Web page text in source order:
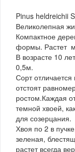
Pinus heldreichii
Великолепная
Компактное
формы. Растет
В возрасте 10
0,5м.
Сорт
отстоят
ростом.Каждая
темной хвоей,
для созерцания.
Хвоя по 2 в
зеленая,
растет всегда